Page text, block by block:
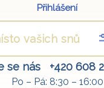
Přihlášení
se nás +420 608
Po – Pá: 8:30 – 16:00